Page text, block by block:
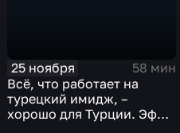
25 ноября
58 мин
Всё, что работает на
турецкий имидж, –
хорошо для Турции. Эфир